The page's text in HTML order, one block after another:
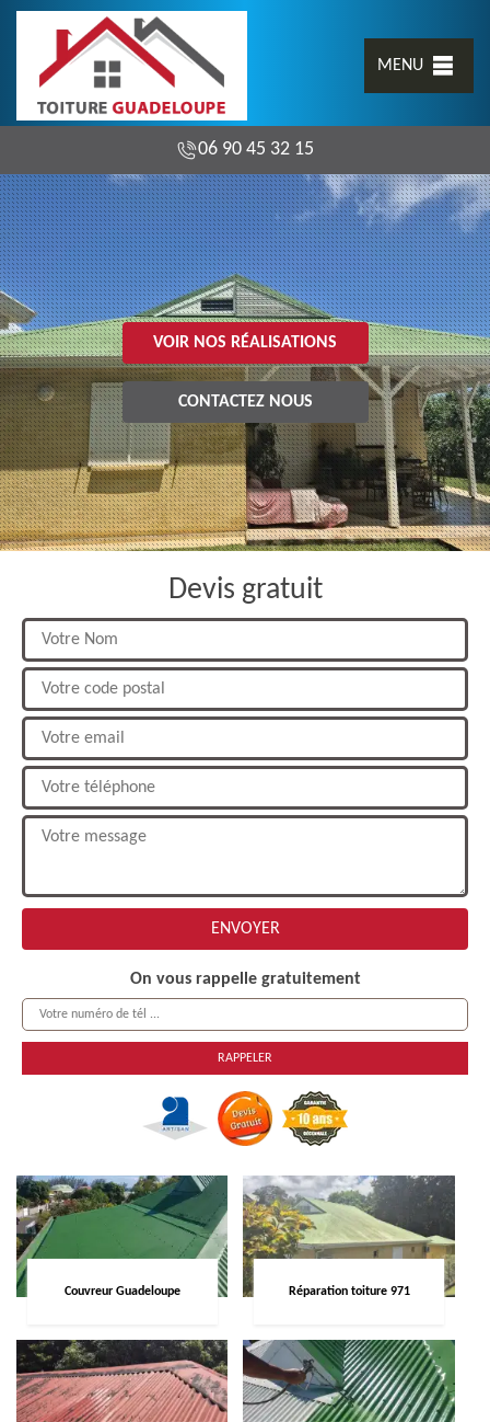
MENU
06 90 45 32 15
VOIR NOS RÉALISATIONS
CONTACTEZ NOUS
Devis gratuit
On vous rappelle gratuitement
Couvreur Guadeloupe Réparation toiture 971